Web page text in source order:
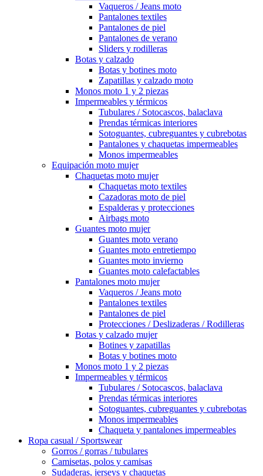
Vaqueros / Jeans moto
Pantalones textiles
Pantalones de piel
Pantalones de verano
Sliders y rodilleras
Botas y calzado
Botas y botines moto
Zapatillas y calzado moto
Monos moto 1 y 2 piezas
Impermeables y térmicos
Tubulares / Sotocascos, balaclava
Prendas térmicas interiores
Sotoguantes, cubreguantes y cubrebotas
Pantalones y chaquetas impermeables
Monos impermeables
Equipación moto mujer
Chaquetas moto mujer
Chaquetas moto textiles
Cazadoras moto de piel
Espalderas y protecciones
Airbags moto
Guantes moto mujer
Guantes moto verano
Guantes moto entretiempo
Guantes moto invierno
Guantes moto calefactables
Pantalones moto mujer
Vaqueros / Jeans moto
Pantalones textiles
Pantalones de piel
Protecciones / Deslizaderas / Rodilleras
Botas y calzado mujer
Botines y zapatillas
Botas y botines moto
Monos moto 1 y 2 piezas
Impermeables y térmicos
Tubulares / Sotocascos, balaclava
Prendas térmicas interiores
Sotoguantes, cubreguantes y cubrebotas
Monos impermeables
Chaqueta y pantalones impermeables
Ropa casual / Sportswear
Gorros / gorras / tubulares
Camisetas, polos y camisas
Sudaderas, jerseys y chaquetas